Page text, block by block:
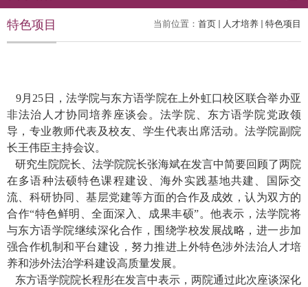
当前位置： 首页 人才培养 特色项目
特色项目
9月 25 日，法学院与东方语学院在上外虹口校区联合举办亚
非法治人才协同培养座谈会。法学院、东方语学院党政领
导，专业教师代表及校友、学生代表出席活动。法学院副院
长王伟臣主持会议。
研究生院院长、法学院院长张海斌在发言中简要回顾了两院
在多语种法硕特色课程建设、海外实践基地共建、国际交
流、科研协同、基层党建等方面的合作及成效，认为双方的
合作“特色鲜明、全面深入、成果丰硕”。他表示，法学院将
与东方语学院继续深化合作，围绕学校发展战略，进一步加
强合作机制和平台建设，努力推进上外特色涉外法治人才培
养和涉外法治学科建设高质量发展。
东方语学院院长程彤在发言中表示，两院通过此次座谈深化